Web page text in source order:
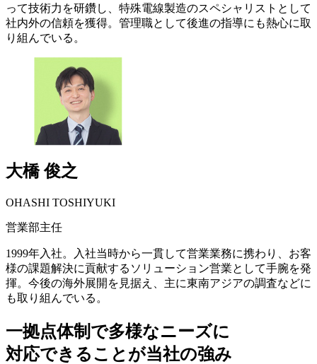
って技術力を研鑽し、特殊電線製造のスペシャリストとして
社内外の信頼を獲得。管理職として後進の指導にも熱心に取
り組んでいる。
大橋 俊之
OHASHI TOSHIYUKI
営業部主任
1999年入社。入社当時から一貫して営業業務に携わり、お客
様の課題解決に貢献するソリューション営業として手腕を発
揮。今後の海外展開を見据え、主に東南アジアの調査などに
も取り組んでいる。
一拠点体制で多様なニーズに
対応できることが当社の強み